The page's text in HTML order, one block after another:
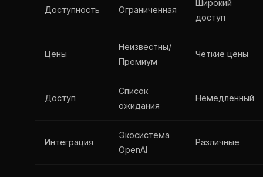
Доступность Ограниченная
Широкий
доступ
Цены
Неизвестны/
Премиум
Четкие цены
Доступ
Список
ожидания
Немедленный
Интеграция
Экосистема
OpenAI
Различные